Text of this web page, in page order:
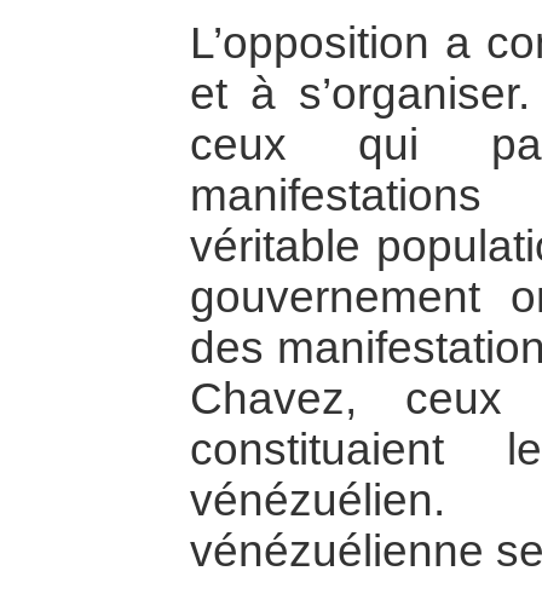
L’opposition a
et à
ceux qui
véritable
gouvernement
des
Chavez,
constituaient
vénézuélienne